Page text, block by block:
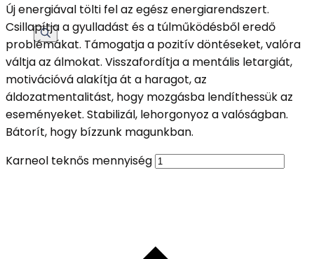
Új energiával tölti fel az egész energiarendszert.
Csillapítja a gyulladást és a túlműködésből eredő
problémákat. Támogatja a pozitív döntéseket, valóra
váltja az álmokat. Visszafordítja a mentális letargiát,
motivációvá alakítja át a haragot, az
áldozatmentalitást, hogy mozgásba lendíthessük az
eseményeket. Stabilizál, lehorgonyoz a valóságban.
Bátorít, hogy bízzunk magunkban.
Karneol teknős mennyiség